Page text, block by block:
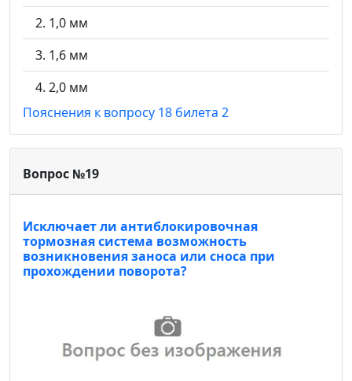
1,0 мм
1,6 мм
2,0 мм
Пояснения к вопросу 18 билета 2
Вопрос №19
Исключает ли антиблокировочная
тормозная система возможность
возникновения заноса или сноса при
прохождении поворота?